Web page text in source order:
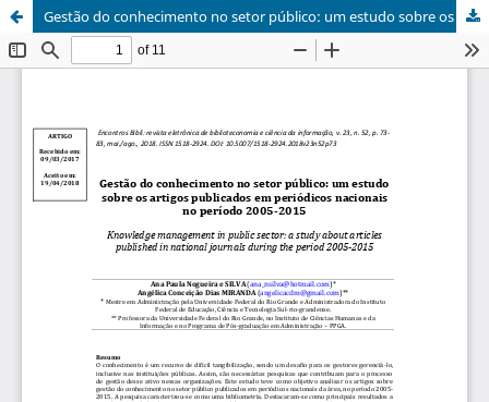
Gestão do conhecimento no setor público: um estudo sobre os artigos publicados em periódicos nacionais no período 2005-2015